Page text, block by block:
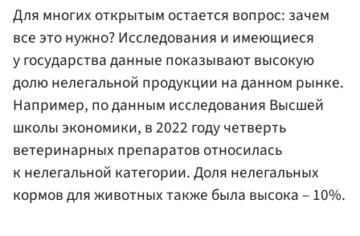
Для многих открытым остается вопрос: зачем
все это нужно? Исследования и имеющиеся
у государства данные показывают высокую
долю нелегальной продукции на данном рынке.
Например, по данным исследования Высшей
школы экономики, в 2022 году четверть
ветеринарных препаратов относилась
к нелегальной категории. Доля нелегальных
кормов для животных также была высока – 10%.